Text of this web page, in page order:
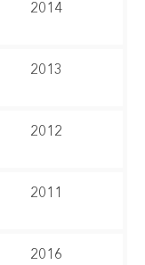
2014
2013
2012
2011
2016